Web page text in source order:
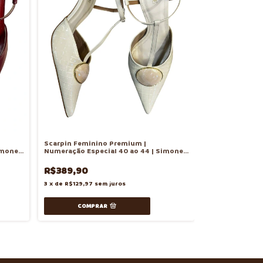
Scarpin Feminino Premium |
Numeração Especial 40 ao 44 | Simone
R$389,90
3 x de R$129,97 sem juros
COMPRAR